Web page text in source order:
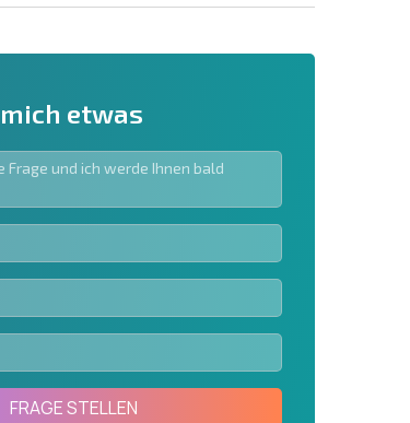
Anklicken des Buttons stimmen Sie der
schicken
etwas
FRAGE STELLEN